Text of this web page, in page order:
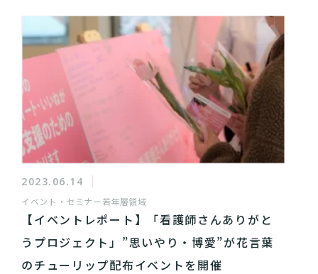
2023.06.14
イベント・セミナー若年層領域
【イベントレポート】「看護師さんありがと
うプロジェクト」”思いやり・博愛”が花言葉
のチューリップ配布イベントを開催